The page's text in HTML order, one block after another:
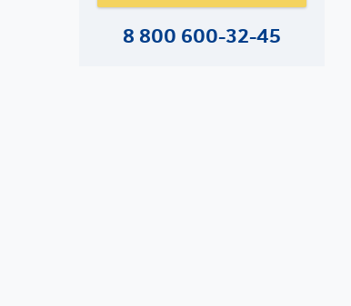
8 800 600-32-45